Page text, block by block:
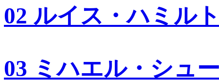
02 ルイス・ハミル
03 ミハエル・シュ